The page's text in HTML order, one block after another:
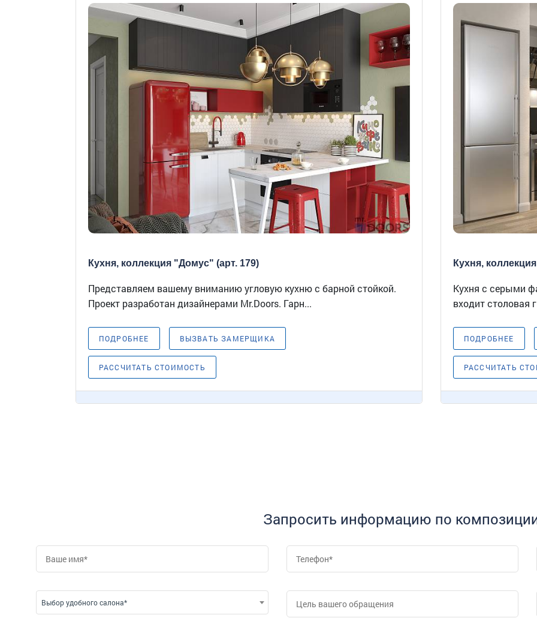
Кухня, коллекция "Домус" (арт. 179)
Представляем вашему вниманию угловую кухню с барной стойкой.
Проект разработан дизайнерами Mr.Doors. Гарн...
ПОДРОБНЕЕ ВЫЗВАТЬ ЗАМЕРЩИКА
РАССЧИТАТЬ СТОИМОСТЬ
Кухня,
Кухня с серыми
входит столовая
ПОДРОБНЕЕ
РАССЧИТАТЬ
Запросить информацию по
Выбор удобного салона*